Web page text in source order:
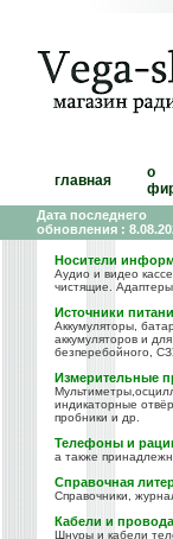
главная
о
Дата последнего
обновления :
Носители
Аудио и видео
чистящие.
Источники
Аккумуляторы,
аккумуляторов и
безперебойного,
Измерительные
индикаторные
пробники и др.
Телефоны и
а также
Справочная
Справочники,
Кабели и провода
Шнуры и кабели